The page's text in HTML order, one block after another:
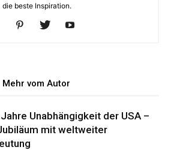
die beste Inspiration.
Mehr vom Autor
Unabhängigkeit der USA –
mit weltweiter